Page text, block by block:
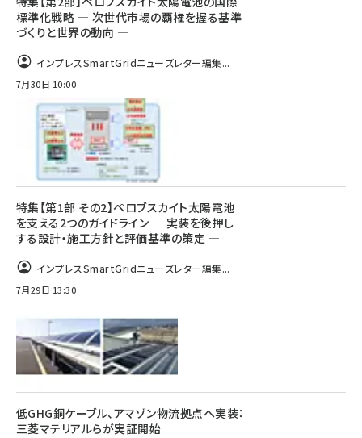
標準化戦略 ― 次世代市場の覇権を握る基準
づくりと世界の動向 ―
インプレスSmartGridニューズレター編集...
7月30日 10:00
特集【第1部 その2】ペロブスカイト太陽電池
を支える2つのガイドライン ― 実装を後押し
する設計・施工方針と評価基準の策定 ―
インプレスSmartGridニューズレター編集...
7月29日 13:30
低GHG銅ケーブル、アマゾン物流拠点へ実装：
三菱マテリアルらが実証開始